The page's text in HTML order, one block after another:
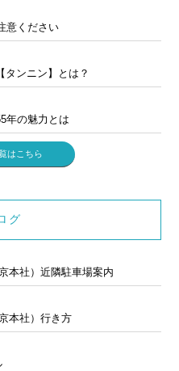
意ください
タンニン】とは？
年の魅力とは
はこちら
グ
本社）近隣駐車場案内
本社）行き方